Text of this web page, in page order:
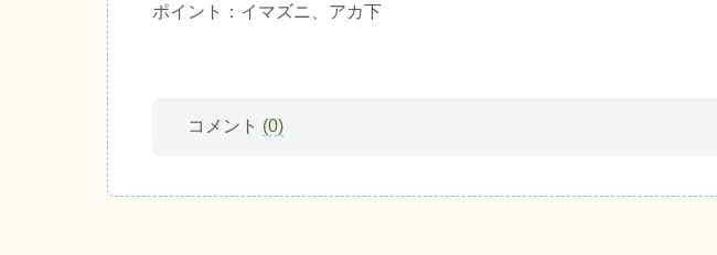
ポイント：イマズニ、アカ下
コメント (0)